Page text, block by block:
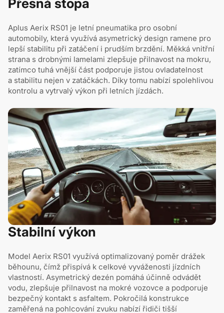
Přesná stopa
Aplus Aerix RS01 je letní pneumatika pro osobní
automobily, která využívá asymetrický design ramene pro
lepší stabilitu při zatáčení i prudším brzdění. Měkká vnitřní
strana s drobnými lamelami zlepšuje přilnavost na mokru,
zatímco tuhá vnější část podporuje jistou ovladatelnost
a stabilitu nejen v zatáčkách. Díky tomu nabízí spolehlivou
kontrolu a vytrvalý výkon při letních jízdách.
Stabilní výkon
Model Aerix RS01 využívá optimalizovaný poměr drážek
běhounu, čímž přispívá k celkové vyváženosti jízdních
vlastností. Asymetrický dezén pomáhá účinně odvádět
vodu, zlepšuje přilnavost na mokré vozovce a podporuje
bezpečný kontakt s asfaltem. Pokročilá konstrukce
zaměřená na pohlcování zvuku nabízí řidiči tišší